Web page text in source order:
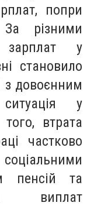
попри
різними
зарплат у
становило
з довоєнним
у
втрата
частково
пенсій та
виплат